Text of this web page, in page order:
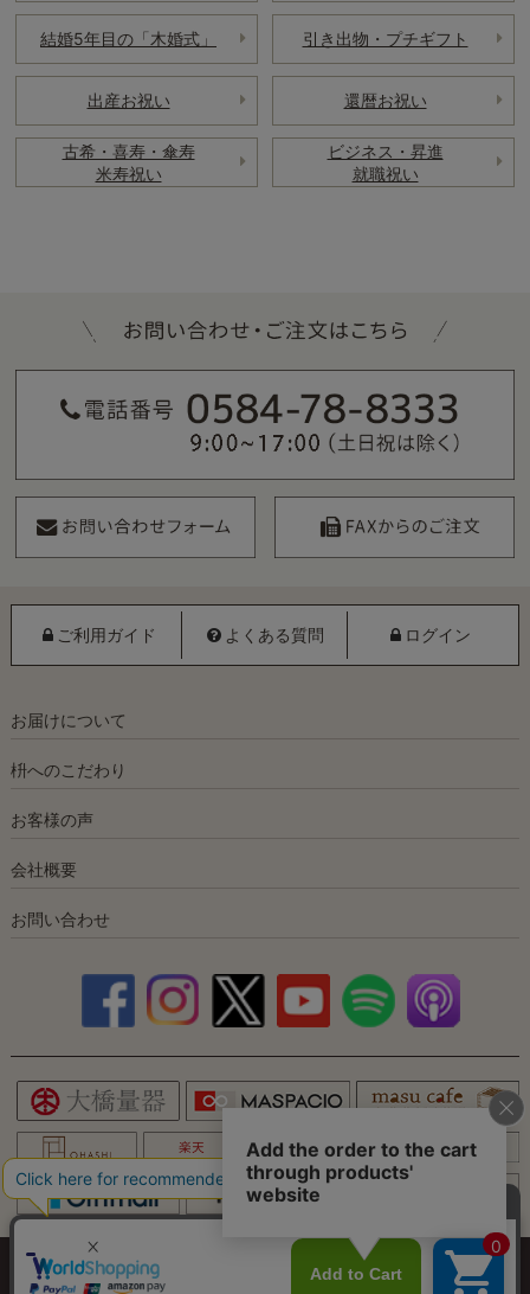
結婚5年目の「木婚式」 引き出物・プチギフト
出産お祝い 還暦お祝い
古希・喜寿・傘寿
米寿祝い
ビジネス・昇進
就職祝い
ご利用ガイド よくある質問 ログイン
お届けについて
枡へのこだわり
お客様の声
会社概要
お問い合わせ
プライバシー